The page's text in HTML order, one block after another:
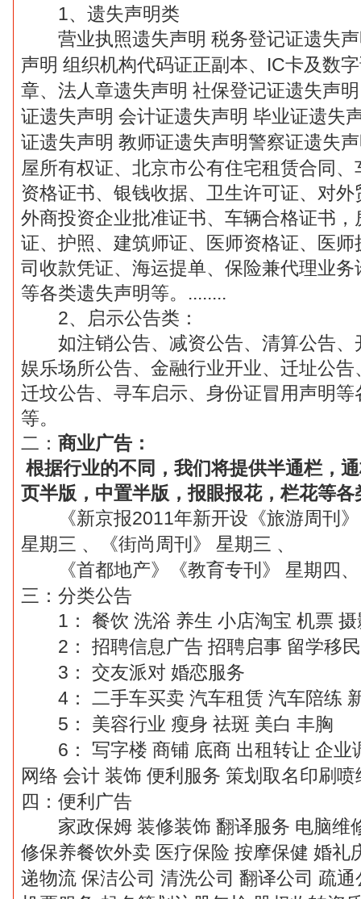
1、遗失声明类
营业执照遗失声明 税务登记证遗失
声明 组织机构代码证正副本、 IC卡及数
章、法人章遗失声明 社保登记证遗失声明
证遗失声明 会计证遗失声明 毕业证遗失
证遗失声明 教师证遗失声明警察证遗失
屋所有权证、北京市公有住宅租赁合同
资格证书、银钱收据、卫生许可证、对
外商投资企业批准证书、车辆合格证书
证、护照、建筑师证、医师资格证、医
司收款凭证、海运提单、保险兼代理业
等各类遗失声明等。 ........
2、启示公告类：
如注销公告、减资公告、清算公告、
娱乐场所公告、金融行业开业、迁址公
迁坟公告、寻车启示、身份证冒用声明
等。
二： 商业广告：
根据行业的不同，我们将提供半通栏，
页半版，中置半版，报眼报花，栏花等各
《新京报2011年新开设《旅游周刊》
星期三 、《街尚周刊》 星期三 、
《首都地产》《教育专刊》
星期四
三：分类公告
1 ： 餐饮 洗浴 养生 小店淘宝 机票 摄
2 ： 招聘信息广告 招聘启事 留学移民
3 ： 交友派对 婚恋服务
4 ： 二手车买卖 汽车租赁 汽车陪练
5 ： 美容行业 瘦身 祛斑 美白 丰胸
6 ： 写字楼 商铺 底商 出租转让 企业
网络 会计 装饰 便利服务 策划取名印刷喷
四：便利广告
家政保姆 装修装饰 翻译服务 电脑维
修保养餐饮外卖 医疗保险 按摩保健 婚礼
递物流 保洁公司 清洗公司 翻译公司 疏通